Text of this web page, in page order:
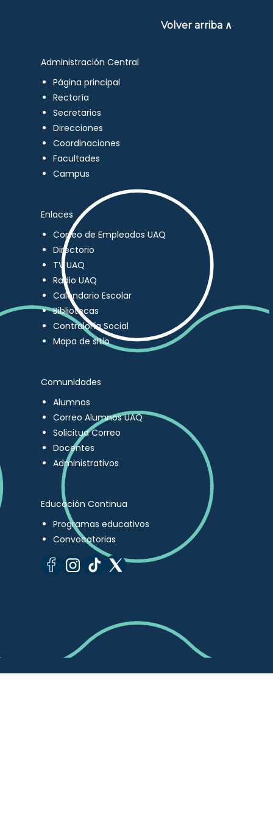
Volver arriba ∧
Administración Central
Página principal
Rectoría
Secretarios
Direcciones
Coordinaciones
Facultades
Campus
Enlaces
Correo de Empleados UAQ
Directorio
TV UAQ
Radio UAQ
Calendario Escolar
Bibliotecas
Contraloría Social
Mapa de sitio
Comunidades
Alumnos
Correo Alumnos UAQ
Solicitud Correo
Docentes
Administrativos
Educación Continua
Programas educativos
Convocatorias